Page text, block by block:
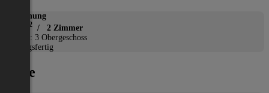
Wohnung
2 / 2 Zimmer
Etage: 3 Obergeschoss
Bezugsfertig
Lage